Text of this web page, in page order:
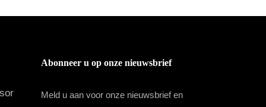
Abonneer u op onze nieuwsbrief
Meld u aan voor onze nieuwsbrief en